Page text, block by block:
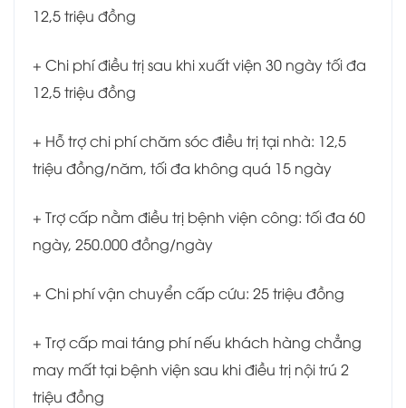
12,5 triệu đồng
+ Chi phí điều trị sau khi xuất viện 30 ngày tối đa
12,5 triệu đồng
+ Hỗ trợ chi phí chăm sóc điều trị tại nhà: 12,5
triệu đồng/năm, tối đa không quá 15 ngày
+ Trợ cấp nằm điều trị bệnh viện công: tối đa 60
ngày, 250.000 đồng/ngày
+ Chi phí vận chuyển cấp cứu: 25 triệu đồng
+ Trợ cấp mai táng phí nếu khách hàng chẳng
may mất tại bệnh viện sau khi điều trị nội trú 2
triệu đồng